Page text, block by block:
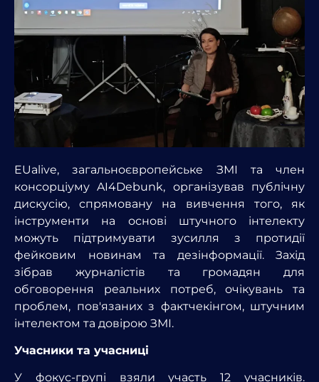
EUalive, загальноєвропейське ЗМІ та член
консорціуму AI4Debunk, організував публічну
дискусію, спрямовану на вивчення того, як
інструменти на основі штучного інтелекту
можуть підтримувати зусилля з протидії
фейковим новинам та дезінформації. Захід
зібрав журналістів та громадян для
обговорення реальних потреб, очікувань та
проблем, пов'язаних з фактчекінгом, штучним
інтелектом та довірою ЗМІ.
Учасники та учасниці
У фокус-групі взяли участь 12 учасників.